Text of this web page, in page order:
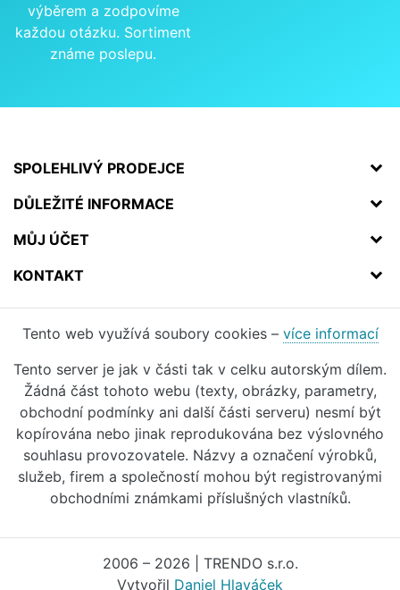
výběrem a zodpovíme
každou otázku. Sortiment
známe poslepu.
SPOLEHLIVÝ PRODEJCE
DŮLEŽITÉ INFORMACE
MŮJ ÚČET
KONTAKT
Tento web využívá soubory cookies – více informací
Tento server je jak v části tak v celku autorským dílem.
Žádná část tohoto webu (texty, obrázky, parametry,
obchodní podmínky ani další části serveru) nesmí být
kopírována nebo jinak reprodukována bez výslovného
souhlasu provozovatele. Názvy a označení výrobků,
služeb, firem a společností mohou být registrovanými
obchodními známkami příslušných vlastníků.
2006 – 2026 | TRENDO s.r.o.
Vytvořil Daniel Hlaváček